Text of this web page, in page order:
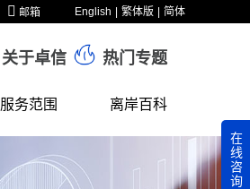
English 繁体版 简体
邮箱
关于卓信 热门专题
服务范围 离岸百科
在
线
咨
询